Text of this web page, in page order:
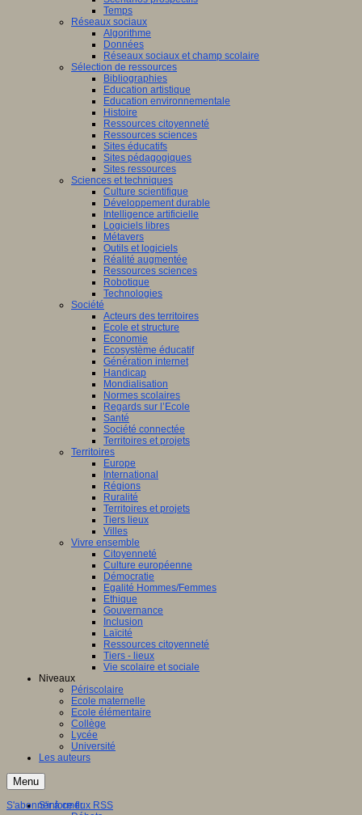
Temps
Réseaux sociaux
Algorithme
Données
Réseaux sociaux et champ scolaire
Sélection de ressources
Bibliographies
Education artistique
Education environnementale
Histoire
Ressources citoyenneté
Ressources sciences
Sites éducatifs
Sites pédagogiques
Sites ressources
Sciences et techniques
Culture scientifique
Développement durable
Intelligence artificielle
Logiciels libres
Métavers
Outils et logiciels
Réalité augmentée
Ressources sciences
Robotique
Technologies
Société
Acteurs des territoires
Ecole et structure
Economie
Ecosystème éducatif
Génération internet
Handicap
Mondialisation
Normes scolaires
Regards sur l’Ecole
Santé
Société connectée
Territoires et projets
Territoires
Europe
International
Régions
Ruralité
Territoires et projets
Tiers lieux
Villes
Vivre ensemble
Citoyenneté
Culture européenne
Démocratie
Egalité Hommes/Femmes
Ethique
Gouvernance
Inclusion
Laïcité
Ressources citoyenneté
Tiers - lieux
Vie scolaire et sociale
Niveaux
Périscolaire
Ecole maternelle
Ecole élémentaire
Collège
Lycée
Université
Les auteurs
Menu
S'informer
S'abonner à ce flux RSS